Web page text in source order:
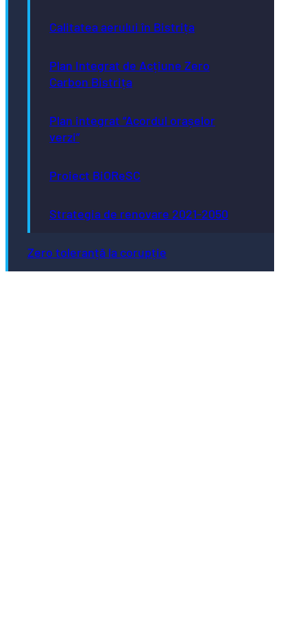
Calitatea aerului în Bistrița
Plan Integrat de Acțiune Zero
Carbon Bistrița
Plan integrat “Acordul orașelor
verzi”
Proiect BiOReSC
Strategia de renovare 2021-2050
Zero toleranță la corupție